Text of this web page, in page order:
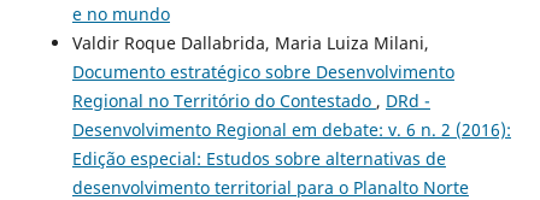
e no mundo
Valdir Roque Dallabrida, Maria Luiza Milani,
Documento estratégico sobre Desenvolvimento
Regional no Território do Contestado , DRd -
Desenvolvimento Regional em debate: v. 6 n. 2 (2016):
Edição especial: Estudos sobre alternativas de
desenvolvimento territorial para o Planalto Norte